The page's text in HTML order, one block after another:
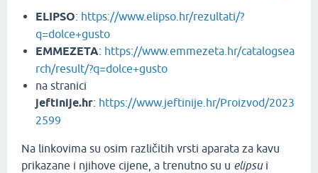
ELIPSO: https://www.elipso.hr/rezultati/?
q=dolce+gusto
EMMEZETA: https://www.emmezeta.hr/catalogsea
rch/result/?q=dolce+gusto
na stranici
jeftinije.hr: https://www.jeftinije.hr/Proizvod/2023
2599
Na linkovima su osim različitih vrsti aparata za kavu
prikazane i njihove cijene, a trenutno su u elipsui